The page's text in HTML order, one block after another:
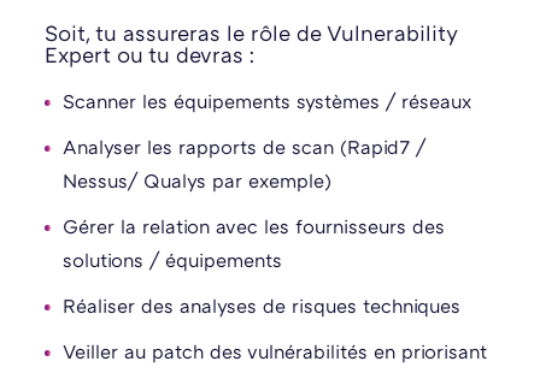
Soit, tu assureras le rôle de Vulnerability
Expert ou tu devras :
Scanner les équipements systèmes / réseaux
Analyser les rapports de scan (Rapid7 /
Nessus/ Qualys par exemple)
Gérer la relation avec les fournisseurs des
solutions / équipements
Réaliser des analyses de risques techniques
Veiller au patch des vulnérabilités en priorisant